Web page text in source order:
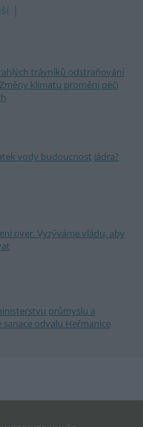
trávníků odstraňování
klimatu promění péči
vody budoucnost jádra?
over. Vyzýváme vládu, aby
průmyslu a
odvalu Heřmanice